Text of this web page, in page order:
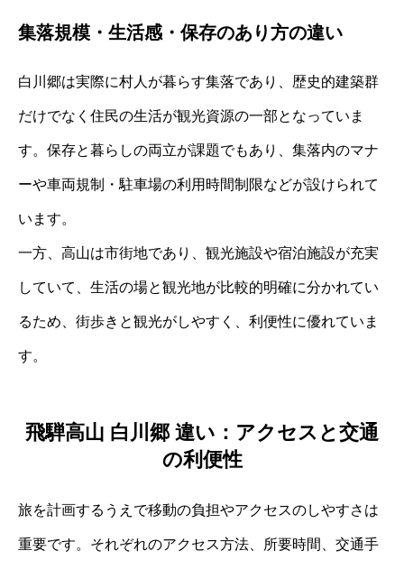
集落規模・生活感・保存のあり方の違い
白川郷は実際に村人が暮らす集落であり、歴史的建築群
だけでなく住民の生活が観光資源の一部となっていま
す。保存と暮らしの両立が課題でもあり、集落内のマナ
ーや車両規制・駐車場の利用時間制限などが設けられて
います。
一方、高山は市街地であり、観光施設や宿泊施設が充実
していて、生活の場と観光地が比較的明確に分かれてい
るため、街歩きと観光がしやすく、利便性に優れていま
す。
飛騨高山 白川郷 違い：アクセスと交通
の利便性
旅を計画するうえで移動の負担やアクセスのしやすさは
重要です。それぞれのアクセス方法、所要時間、交通手